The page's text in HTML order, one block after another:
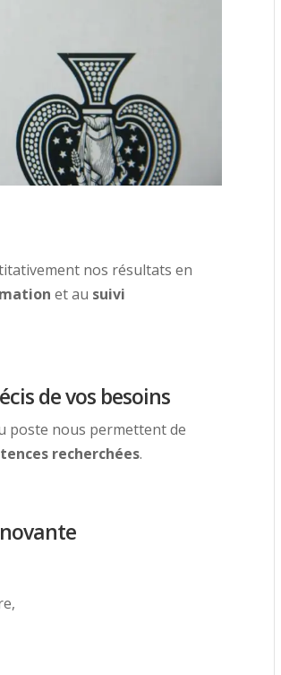
nos résultats en
et au suivi
de vos besoins
poste nous permettent de
recherchées.